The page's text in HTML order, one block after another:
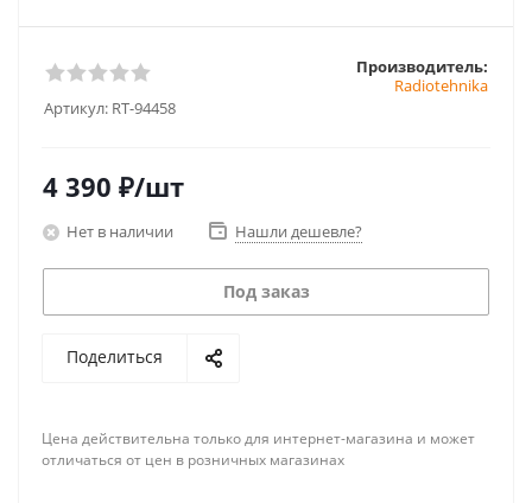
Артикул: RT-94458
Производитель:
Radiotehnika
4 390 ₽/шт
Нет в наличии Нашли дешевле?
Под заказ
Поделиться
Цена действительна только для интернет-магазина и может
отличаться от цен в розничных магазинах